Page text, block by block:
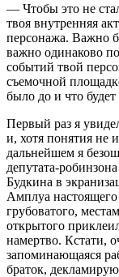
— Чтобы это не
твоя внутренняя
персонажа. Важно
важно одинаково
событий твой
съемочной
было до и что будет
Первый раз я
и, хотя понятия не
дальнейшем я
депутата-
Будкина в
Амплуа
грубоватого,
открытого
намертво. Кстати,
запоминающаяся
браток,